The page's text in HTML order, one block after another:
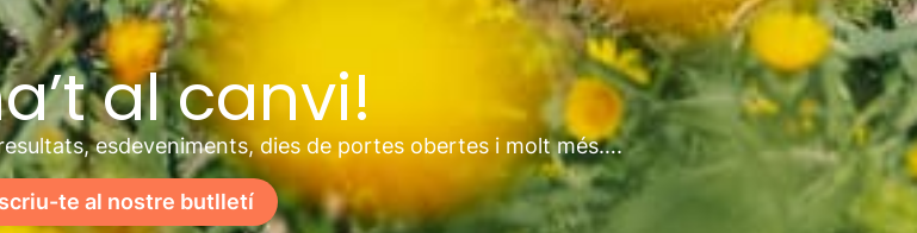
al canvi!
esdeveniments, dies de portes obertes i molt més….
te al nostre butlletí